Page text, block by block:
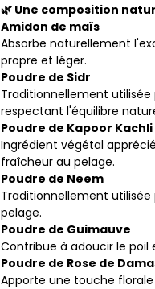
🌿 Une composition
Amidon de maïs
Absorbe naturellement
propre et léger.
Poudre de Sidr
Traditionnellement
respectant l'équilibre
Poudre de Kapoor Kachli
Ingrédient végétal
fraîcheur au pelage.
Poudre de Neem
Traditionnellement
pelage.
Poudre de Guimauve
Contribue à adoucir le poil
Poudre de Rose de
Apporte une touche